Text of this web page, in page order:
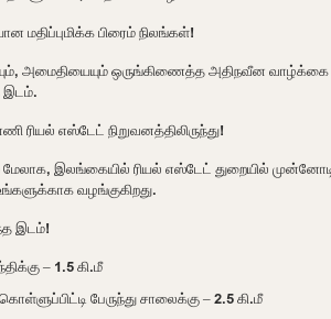
மதிப்புமிக்க பிரைம் நிலங்கள்!
அமைதியையும் ஒருங்கிணைத்த அதிநவீன
இடம்.
எஸ்டேட் நிறுவனத்திலிருந்து!
இலங்கையில் ரியல் எஸ்டேட் துறையில்
வழங்குகிறது.
இடம்!
– 1.5 கி.மீ
பேருந்து சாலைக்கு – 2.5 கி.மீ